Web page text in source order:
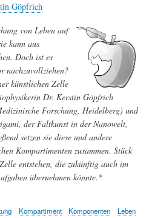
Göpfrich
von Leben auf
kann aus
Doch ist es
nachzuvollziehen?
künstlichen Zelle
Dr. Kerstin Göpfrich
Forschung, Heidelberg) und
der Faltkunst in der Nanowelt,
setzen sie diese und andere
Kompartimenten zusammen. Stück
entstehen, die zukünftig auch im
übernehmen könnte.*
Kompartiment Komponenten
Leben